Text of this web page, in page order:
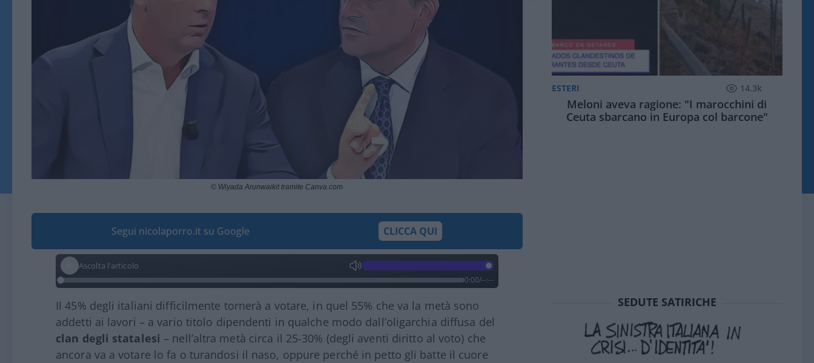
© Wiyada Arunwaikit tramite Canva.com
Segui nicolaporro.it su Google CLICCA QUI
Ascolta l'articolo
0:00/--:--
Il 45% degli italiani difficilmente tornerà a votare, in quel 55% che va la metà sono
addetti ai lavori – a vario titolo dipendenti in qualche modo dall’oligarchia diffusa del
clan degli statalesi – nell’altra metà circa il 25-30% (degli aventi diritto al voto) che
ancora va a votare lo fa o turandosi il naso, oppure perché in petto gli batte il cuore
ESTERI 14.3k
Meloni aveva ragione: "I marocchini di
Ceuta sbarcano in Europa col barcone"
SEDUTE SATIRICHE